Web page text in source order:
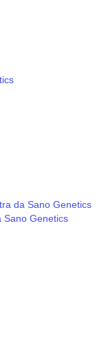
da Sano Genetics
Sano Genetics